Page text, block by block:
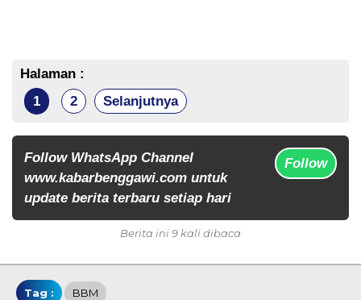
Halaman :
1
2 Selanjutnya
Follow WhatsApp Channel
www.kabarbenggawi.com untuk
update berita terbaru setiap hari
Follow
Berita ini 9 kali dibaca
Tag : BBM